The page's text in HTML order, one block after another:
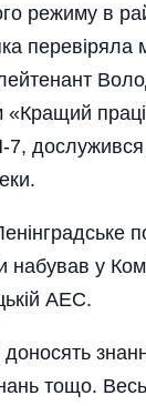
режиму в
перевіряла
«Кращий
дослужився
набував у
АЕС.
тощо.